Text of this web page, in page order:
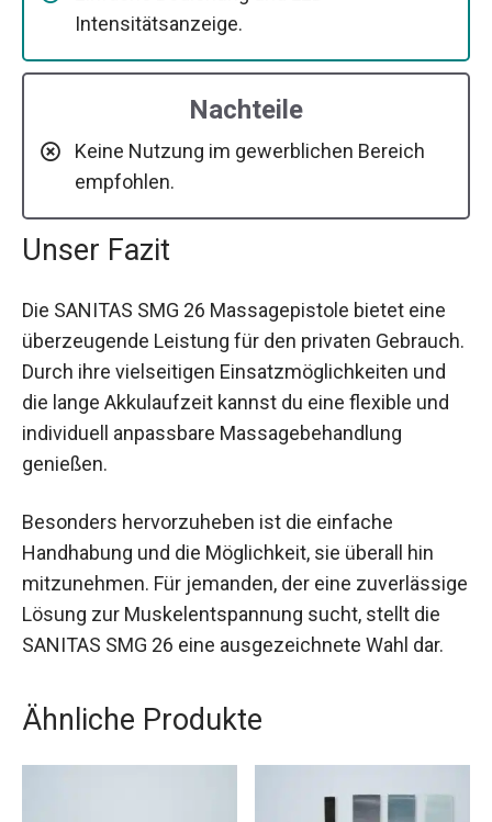
Intensitätsanzeige.
Nachteile
Keine Nutzung im gewerblichen Bereich
empfohlen.
Unser Fazit
Die SANITAS SMG 26 Massagepistole bietet eine
überzeugende Leistung für den privaten Gebrauch.
Durch ihre vielseitigen Einsatzmöglichkeiten und
die lange Akkulaufzeit kannst du eine flexible und
individuell anpassbare Massagebehandlung
genießen.
Besonders hervorzuheben ist die einfache
Handhabung und die Möglichkeit, sie überall hin
mitzunehmen. Für jemanden, der eine zuverlässige
Lösung zur Muskelentspannung sucht, stellt die
SANITAS SMG 26 eine ausgezeichnete Wahl dar.
Ähnliche Produkte